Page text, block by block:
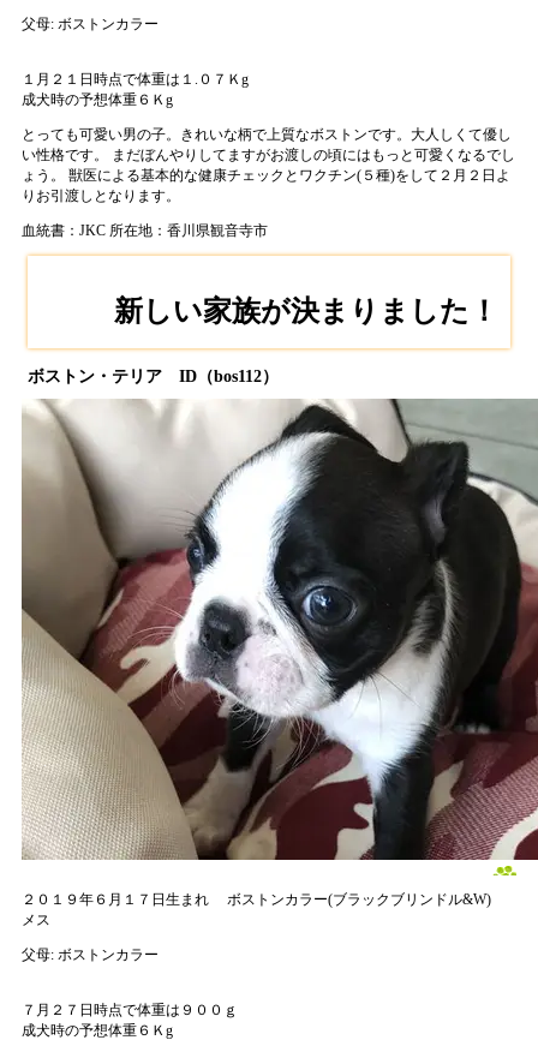
父母: ボストンカラー
１月２１日時点で体重は１.０７Ｋg
成犬時の予想体重６Ｋg
とっても可愛い男の子。きれいな柄で上質なボストンです。大人しくて優し
い性格です。 まだぼんやりしてますがお渡しの頃にはもっと可愛くなるでし
ょう。 獣医による基本的な健康チェックとワクチン(５種)をして２月２日よ
りお引渡しとなります。
血統書：JKC 所在地：香川県観音寺市
新しい家族が決まりました！
ボストン・テリア ID（bos112）
２０１９年６月１７日生まれ
ボストンカラー(ブラックブリンドル&W)
メス
父母: ボストンカラー
７月２７日時点で体重は９００ｇ
成犬時の予想体重６Ｋg